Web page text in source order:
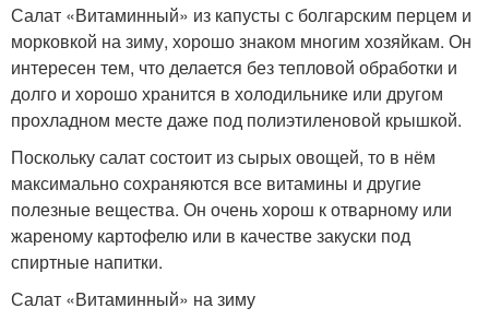
Салат «Витаминный» из капусты с болгарским перцем и
морковкой на зиму, хорошо знаком многим хозяйкам. Он
интересен тем, что делается без тепловой обработки и
долго и хорошо хранится в холодильнике или другом
прохладном месте даже под полиэтиленовой крышкой.
Поскольку салат состоит из сырых овощей, то в нём
максимально сохраняются все витамины и другие
полезные вещества. Он очень хорош к отварному или
жареному картофелю или в качестве закуски под
спиртные напитки.
Салат «Витаминный» на зиму